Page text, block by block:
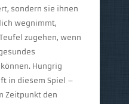
sondern sie ihnen
wegnimmt,
zugehen, wenn
Hungrig
in diesem Spiel –
Zeitpunkt den